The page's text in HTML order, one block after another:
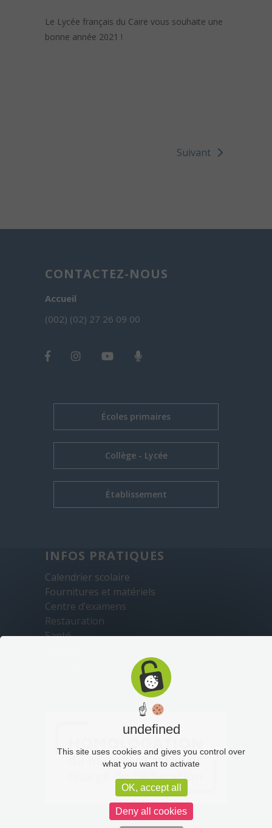
Le Lycée français du Caire vous souhaite une
bonne année 2021 !
Suivant
CONTACTEZ-NOUS
Accueil
(002) (02) 27 26 09 00
Écoles primaires
Collège - Lycée
Établissement
INFOS PRATIQUES
Calendrier scolaire
Fournitures et matériels
Centre d’examens
Restauration
Santé
☝
undefined
This site uses cookies and gives you control over
what you want to activate
OK, accept all
Deny all cookies